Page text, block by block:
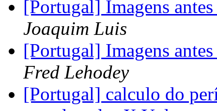
[Portugal] Imagens
Joaquim Luis
[Portugal] Imagens
Fred Lehodey
[Portugal] calculo do